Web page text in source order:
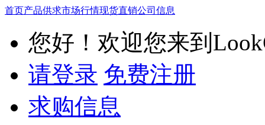
首页产品供求市场行情现货直销公司信息
您好！欢迎您来到
请登录 免费注册
求购信息